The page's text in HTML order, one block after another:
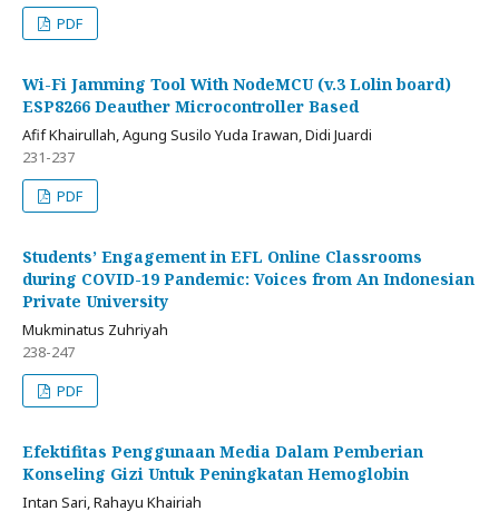
PDF
Wi-Fi Jamming Tool With NodeMCU (v.3 Lolin board)
ESP8266 Deauther Microcontroller Based
Afif Khairullah, Agung Susilo Yuda Irawan, Didi Juardi
231-237
PDF
Students’ Engagement in EFL Online Classrooms
during COVID-19 Pandemic: Voices from An Indonesian
Private University
Mukminatus Zuhriyah
238-247
PDF
Efektifitas Penggunaan Media Dalam Pemberian
Konseling Gizi Untuk Peningkatan Hemoglobin
Intan Sari, Rahayu Khairiah